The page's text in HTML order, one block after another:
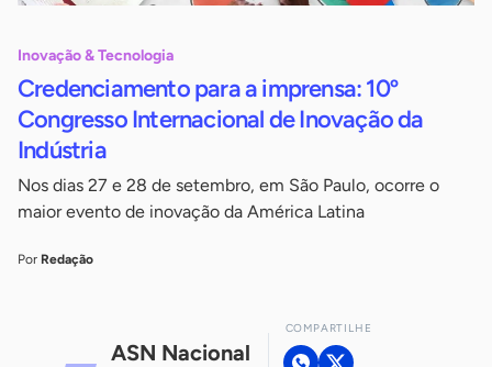
Inovação & Tecnologia
Credenciamento para a imprensa: 10º
Congresso Internacional de Inovação da
Indústria
Nos dias 27 e 28 de setembro, em São Paulo, ocorre o
maior evento de inovação da América Latina
Por Redação
ASN Nacional
COMPARTILHE